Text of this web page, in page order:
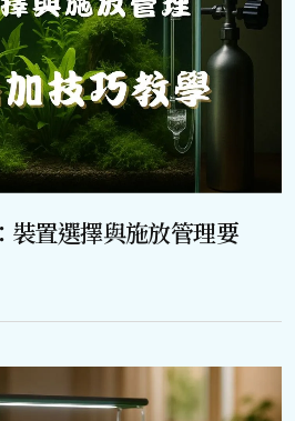
裝置選擇與施放管理要